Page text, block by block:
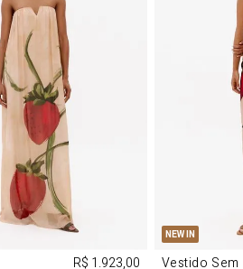
G
R$ 1.923,00
NEW IN
PP
Vestido Sem